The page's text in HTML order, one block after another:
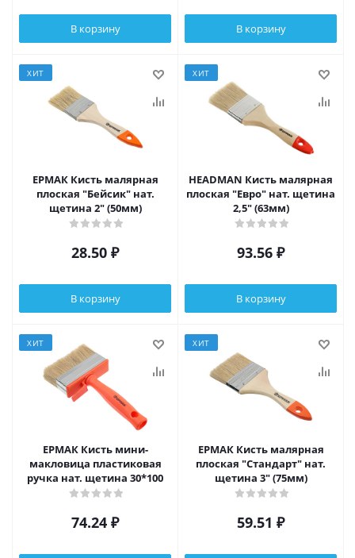
В корзину В корзину
ХИТ
ЕРМАК Кисть малярная
плоская "Бейсик" нат.
щетина 2" (50мм)
28.50 ₽
В корзину
ХИТ
HEADMAN Кисть малярная
плоская "Евро" нат. щетина
2,5" (63мм)
93.56 ₽
В корзину
ХИТ
ЕРМАК Кисть мини-
макловица пластиковая
ручка нат. щетина 30*100
74.24 ₽
ХИТ
ЕРМАК Кисть малярная
плоская "Стандарт" нат.
щетина 3" (75мм)
59.51 ₽